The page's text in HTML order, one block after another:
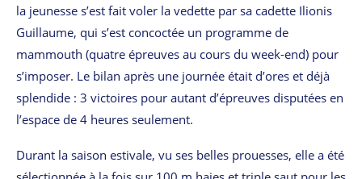
la jeunesse s’est fait voler la vedette par sa cadette Ilionis
Guillaume, qui s’est concoctée un programme de
mammouth (quatre épreuves au cours du week-end) pour
s’imposer. Le bilan après une journée était d’ores et déjà
splendide : 3 victoires pour autant d’épreuves disputées en
l’espace de 4 heures seulement.
Durant la saison estivale, vu ses belles prouesses, elle a été